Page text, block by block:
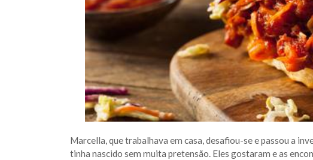
Marcella, que trabalhava em casa, desafiou-se e passou a
tinha nascido sem muita pretensão. Eles gostaram e as